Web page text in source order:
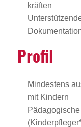
kräften
Profil
Mindestens
mit Kindern